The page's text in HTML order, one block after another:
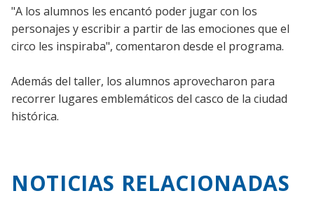
"A los alumnos les encantó poder jugar con los
personajes y escribir a partir de las emociones que el
circo les inspiraba", comentaron desde el programa.
Además del taller, los alumnos aprovecharon para
recorrer lugares emblemáticos del casco de la ciudad
histórica.
NOTICIAS RELACIONADAS